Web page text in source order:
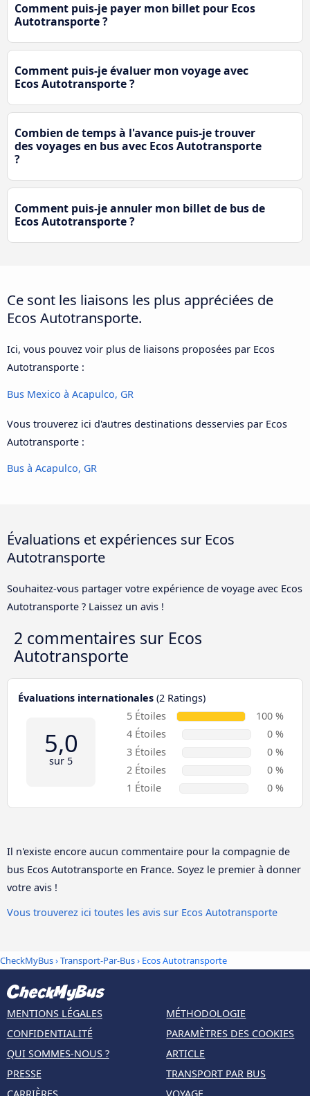
Comment puis-je payer mon billet pour Ecos
Autotransporte ?
Comment puis-je évaluer mon voyage avec
Ecos Autotransporte ?
Combien de temps à l'avance puis-je trouver
des voyages en bus avec Ecos Autotransporte
?
Comment puis-je annuler mon billet de bus de
Ecos Autotransporte ?
Ce sont les liaisons les plus appréciées de
Ecos Autotransporte.
Ici, vous pouvez voir plus de liaisons proposées par Ecos
Autotransporte :
Bus Mexico à Acapulco, GR
Vous trouverez ici d'autres destinations desservies par Ecos
Autotransporte :
Bus à Acapulco, GR
Évaluations et expériences sur Ecos
Autotransporte
Souhaitez-vous partager votre expérience de voyage avec Ecos
Autotransporte ? Laissez un avis !
2 commentaires sur Ecos
Autotransporte
Évaluations internationales (2 Ratings)
5,0
sur 5
5 Étoiles
100 %
4 Étoiles
0 %
3 Étoiles
0 %
2 Étoiles
0 %
1 Étoile
0 %
Il n'existe encore aucun commentaire pour la compagnie de
bus Ecos Autotransporte en France. Soyez le premier à donner
votre avis !
Vous trouverez ici toutes les avis sur Ecos Autotransporte
CheckMyBus›Transport-Par-Bus› Ecos Autotransporte
MENTIONS LÉGALES
CONFIDENTIALITÉ
QUI SOMMES-NOUS ?
PRESSE
MÉTHODOLOGIE
PARAMÈTRES DES COOKIES
ARTICLE
TRANSPORT PAR BUS